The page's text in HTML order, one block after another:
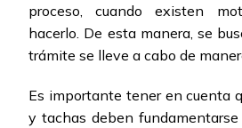
proceso, cuando existen
hacerlo. De esta manera, se
trámite se lleve a cabo de
Es importante tener en cuenta
y tachas deben